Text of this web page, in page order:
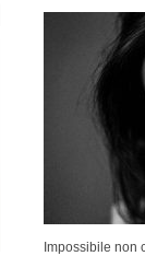
Impossibile non